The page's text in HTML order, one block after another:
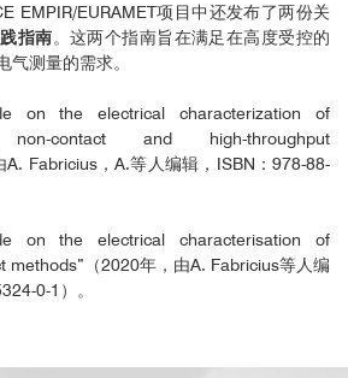
EMPIR/EURAMET项目中还发布了两份关
指南。这两个指南旨在满足在高度受控的
气测量的需求。
on the electrical characterization of
contact and high-throughput
A. Fabricius，A.等人编辑，ISBN：978-88-
on the electrical characterisation of
methods”（2020年，由A. Fabricius等人编
0-1）。